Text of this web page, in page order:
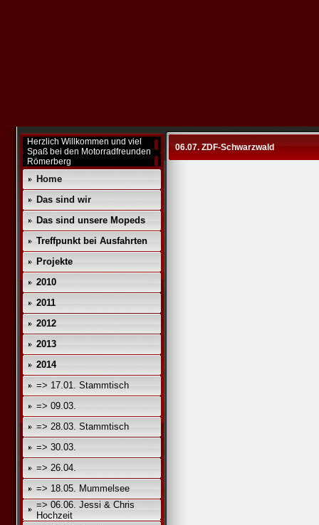
Herzlich Willkommen und viel
Spaß bei den Motorradfreunden
Römerberg
Home
Das sind wir
Das sind unsere Mopeds
Treffpunkt bei Ausfahrten
Projekte
2010
2011
2012
2013
2014
=> 17.01. Stammtisch
=> 09.03.
=> 28.03. Stammtisch
=> 30.03.
=> 26.04.
=> 18.05. Mummelsee
=> 06.06. Jessi & Chris
Hochzeit
06.07. ZDF-Schwarzwald